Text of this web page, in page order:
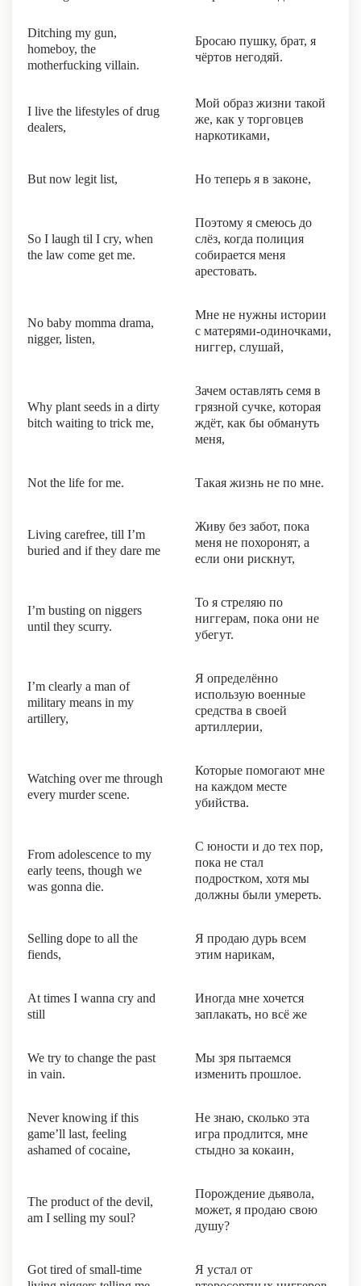
Ditching my gun,
homeboy, the
motherfucking villain.
Бросаю пушку, брат, я
чёртов негодяй.
I live the lifestyles of drug
dealers,
Мой образ жизни такой
же, как у торговцев
наркотиками,
But now legit list, Но теперь я в законе,
So I laugh til I cry, when
the law come get me.
Поэтому я смеюсь до
слёз, когда полиция
собирается меня
арестовать.
No baby momma drama,
nigger, listen,
Мне не нужны истории
с матерями-одиночками,
ниггер, слушай,
Why plant seeds in a dirty
bitch waiting to trick me,
Зачем оставлять семя в
грязной сучке, которая
ждёт, как бы обмануть
меня,
Not the life for me. Такая жизнь не по мне.
Living carefree, till I’m
buried and if they dare me
Живу без забот, пока
меня не похоронят, а
если они рискнут,
I’m busting on niggers
until they scurry.
То я стреляю по
ниггерам, пока они не
убегут.
I’m clearly a man of
military means in my
artillery,
Я определённо
использую военные
средства в своей
артиллерии,
Watching over me through
every murder scene.
Которые помогают мне
на каждом месте
убийства.
From adolescence to my
early teens, though we
was gonna die.
С юности и до тех пор,
пока не стал
подростком, хотя мы
должны были умереть.
Selling dope to all the
fiends,
Я продаю дурь всем
этим нарикам,
At times I wanna cry and
still
Иногда мне хочется
заплакать, но всё же
We try to change the past
in vain.
Мы зря пытаемся
изменить прошлое.
Never knowing if this
game’ll last, feeling
ashamed of cocaine,
Не знаю, сколько эта
игра продлится, мне
стыдно за кокаин,
The product of the devil,
am I selling my soul?
Порождение дьявола,
может, я продаю свою
душу?
Got tired of small-time
Я устал от